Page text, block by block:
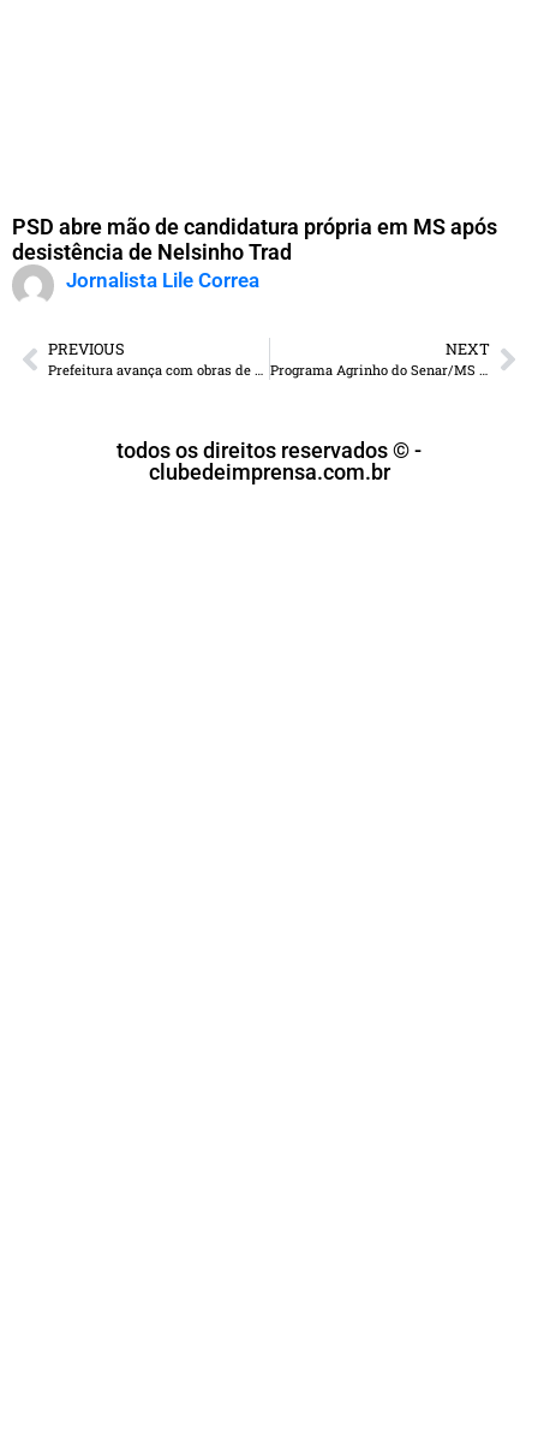
PSD abre mão de candidatura própria em MS após
desistência de Nelsinho Trad
Jornalista Lile Correa
PREVIOUS
Prefeitura avança com obras de pavimentação no Parque dos Ipês III e Jardim Botânico
NEXT
Programa Agrinho do Senar/MS completa 12 anos com recorde de 612 escolas inscritas
todos os direitos reservados © -
clubedeimprensa.com.br